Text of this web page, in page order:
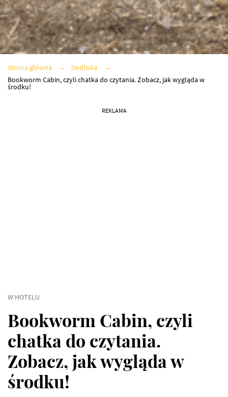
Strona główna
Siedliska
Bookworm Cabin, czyli chatka do czytania. Zobacz, jak wygląda w
środku!
REKLAMA
W HOTELU
Bookworm Cabin, czyli
chatka do czytania.
Zobacz, jak wygląda w
środku!